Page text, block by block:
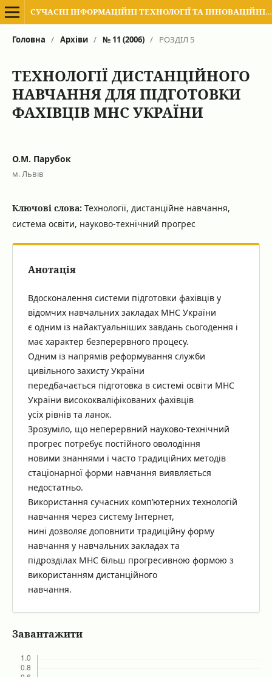
СУЧАСНІ ІНФОРМАЦІЙНІ ТЕХНОЛОГІЇ ТА ІННОВАЦІЙНІ МЕТОДИКИ НАВЧАННЯ В ПІДГОТОВЦІ ФАХІВЦІВ: МЕТОДОЛОГІЯ, ТЕОРІЯ, ДОСВІД, ПРОБЛЕМИ
Головна / Архіви / № 11 (2006) / РОЗДІЛ 5
ТЕХНОЛОГІЇ ДИСТАНЦІЙНОГО
НАВЧАННЯ ДЛЯ ПІДГОТОВКИ
ФАХІВЦІВ МНС УКРАЇНИ
О.М. Парубок
м. Львів
Ключові слова: Технології, дистанційне навчання,
система освіти, науково-технічний прогрес
Анотація
Вдосконалення системи підготовки фахівців у
відомчих навчальних закладах МНС України
є одним із найактуальніших завдань сьогодення і
має характер безперервного процесу.
Одним із напрямів реформування служби
цивільного захисту України
передбачається підготовка в системі освіти МНС
України висококваліфікованих фахівців
усіх рівнів та ланок.
Зрозуміло, що неперервний науково-технічний
прогрес потребує постійного оволодіння
новими знаннями і часто традиційних методів
стаціонарної форми навчання виявляється
недостатньо.
Використання сучасних комп’ютерних технологій
навчання через систему Інтернет,
нині дозволяє доповнити традиційну форму
навчання у навчальних закладах та
підрозділах МНС більш прогресивною формою з
використанням дистанційного
навчання.
Завантажити